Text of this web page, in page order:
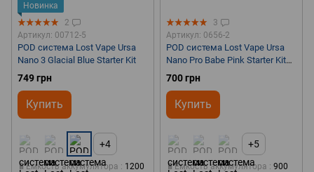
Новинка
2
Артикул: 00712-5
POD система Lost Vape Ursa
Nano 3 Glacial Blue Starter Kit
749 грн
Купить
+4
🔋Емкость аккумулятора
1200
3
Артикул: 0656-2
POD система Lost Vape Ursa
Nano Pro Babe Pink Starter Kit
Оригинал
700 грн
Купить
+5
🔋Емкость аккумулятора
900